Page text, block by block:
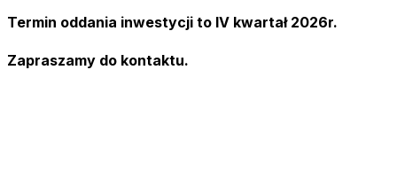
Termin oddania inwestycji to IV kwartał 2026r.
Zapraszamy do kontaktu.